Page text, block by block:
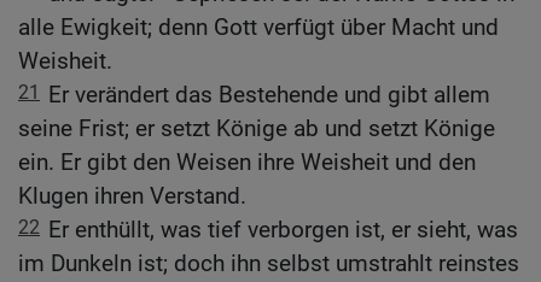
alle Ewigkeit; denn Gott verfügt über Macht und
Weisheit.
21
Er verändert das Bestehende und gibt allem
seine Frist; er setzt Könige ab und setzt Könige
ein. Er gibt den Weisen ihre Weisheit und den
Klugen ihren Verstand.
22 Er enthüllt, was tief verborgen ist, er sieht, was
im Dunkeln ist; doch ihn selbst umstrahlt reinstes